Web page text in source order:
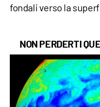
fondali verso la
NON PERDERTI